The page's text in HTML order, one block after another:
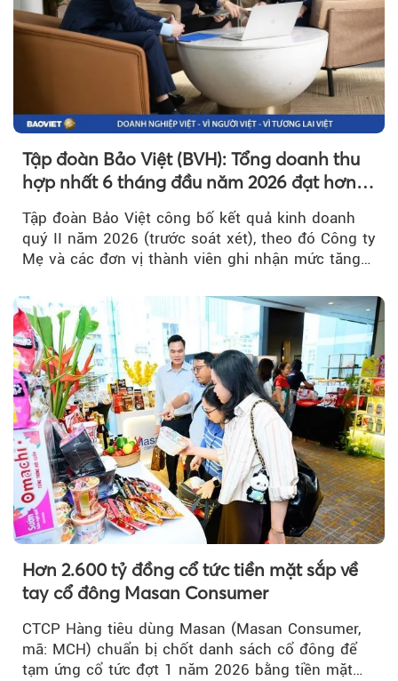
Tập đoàn Bảo Việt (BVH): Tổng doanh thu
hợp nhất 6 tháng đầu năm 2026 đạt hơn
32.000 tỷ đồng, tăng trưởng 9,2%
Tập đoàn Bảo Việt công bố kết quả kinh doanh
quý II năm 2026 (trước soát xét), theo đó Công ty
Mẹ và các đơn vị thành viên ghi nhận mức tăng
Hơn 2.600 tỷ đồng cổ tức tiền mặt sắp về
tay cổ đông Masan Consumer
CTCP Hàng tiêu dùng Masan (Masan Consumer,
mã: MCH) chuẩn bị chốt danh sách cổ đông để
tạm ứng cổ tức đợt 1 năm 2026 bằng tiền mặt